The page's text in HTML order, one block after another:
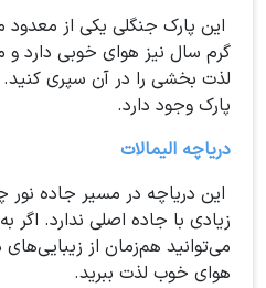
این پارک جنگلی یکی از
گرم سال نیز هوای خوبی دارد و
لذت بخشی را در آن سپری کنید.
پارک وجود دارد.
دریاچه الیمالات
این دریاچه در مسیر جاده
زیادی با جاده اصلی ندارد. اگر
می‌توانید هم‌زمان از
هوای خوب لذت ببرید.